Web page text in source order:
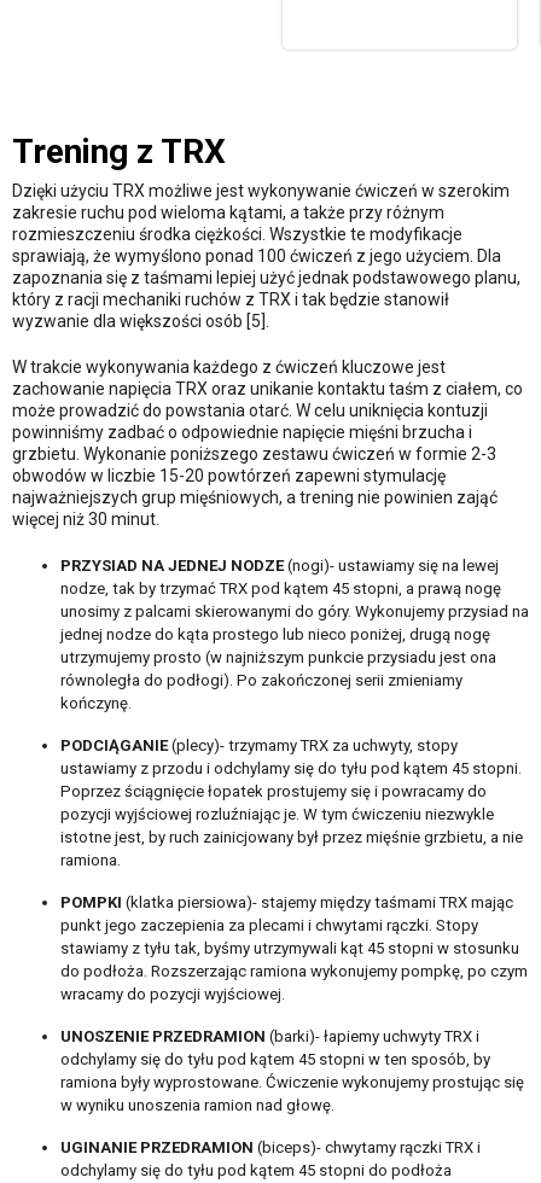
Trening z TRX
Dzięki użyciu TRX możliwe jest wykonywanie ćwiczeń w szerokim
zakresie ruchu pod wieloma kątami, a także przy różnym
rozmieszczeniu środka ciężkości. Wszystkie te modyfikacje
sprawiają, że wymyślono ponad 100 ćwiczeń z jego użyciem. Dla
zapoznania się z taśmami lepiej użyć jednak podstawowego planu,
który z racji mechaniki ruchów z TRX i tak będzie stanowił
wyzwanie dla większości osób [5].
W trakcie wykonywania każdego z ćwiczeń kluczowe jest
zachowanie napięcia TRX oraz unikanie kontaktu taśm z ciałem, co
może prowadzić do powstania otarć. W celu uniknięcia kontuzji
powinniśmy zadbać o odpowiednie napięcie mięśni brzucha i
grzbietu. Wykonanie poniższego zestawu ćwiczeń w formie 2-3
obwodów w liczbie 15-20 powtórzeń zapewni stymulację
najważniejszych grup mięśniowych, a trening nie powinien zająć
więcej niż 30 minut.
PRZYSIAD NA JEDNEJ NODZE(nogi)- ustawiamy się na lewej
nodze, tak by trzymać TRX pod kątem 45 stopni, a prawą nogę
unosimy z palcami skierowanymi do góry. Wykonujemy przysiad na
jednej nodze do kąta prostego lub nieco poniżej, drugą nogę
utrzymujemy prosto (w najniższym punkcie przysiadu jest ona
równoległa do podłogi). Po zakończonej serii zmieniamy
kończynę.
PODCIĄGANIE(plecy)- trzymamy TRX za uchwyty, stopy
ustawiamy z przodu i odchylamy się do tyłu pod kątem 45 stopni.
Poprzez ściągnięcie łopatek prostujemy się i powracamy do
pozycji wyjściowej rozluźniając je. W tym ćwiczeniu niezwykle
istotne jest, by ruch zainicjowany był przez mięśnie grzbietu, a nie
ramiona.
POMPKI (klatka piersiowa)- stajemy między taśmami TRX mając
punkt jego zaczepienia za plecami i chwytami rączki. Stopy
stawiamy z tyłu tak, byśmy utrzymywali kąt 45 stopni w stosunku
do podłoża. Rozszerzając ramiona wykonujemy pompkę, po czym
wracamy do pozycji wyjściowej.
UNOSZENIE PRZEDRAMION (barki)- łapiemy uchwyty TRX i
odchylamy się do tyłu pod kątem 45 stopni w ten sposób, by
ramiona były wyprostowane. Ćwiczenie wykonujemy prostując się
w wyniku unoszenia ramion nad głowę.
UGINANIE PRZEDRAMION (biceps)- chwytamy rączki TRX i
odchylamy się do tyłu pod kątem 45 stopni do podłoża